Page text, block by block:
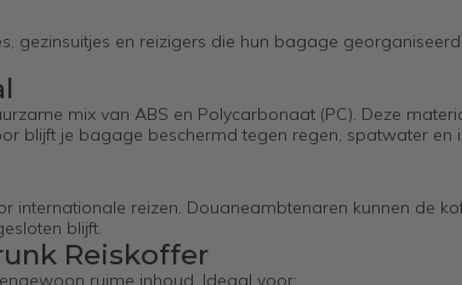
gezinsuitjes en reizigers die hun bagage
mix van ABS en Polycarbonaat (PC). Deze
blijft je bagage beschermd tegen regen, spatwater en
internationale reizen. Douaneambtenaren kunnen de
blijft.
Reiskoffer
ruime inhoud. Ideaal voor: